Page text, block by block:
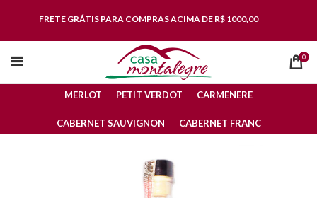
FRETE GRÁTIS PARA COMPRAS ACIMA DE R$ 1000,00
0
MERLOT PETIT VERDOT CARMENERE
CABERNET SAUVIGNON CABERNET FRANC